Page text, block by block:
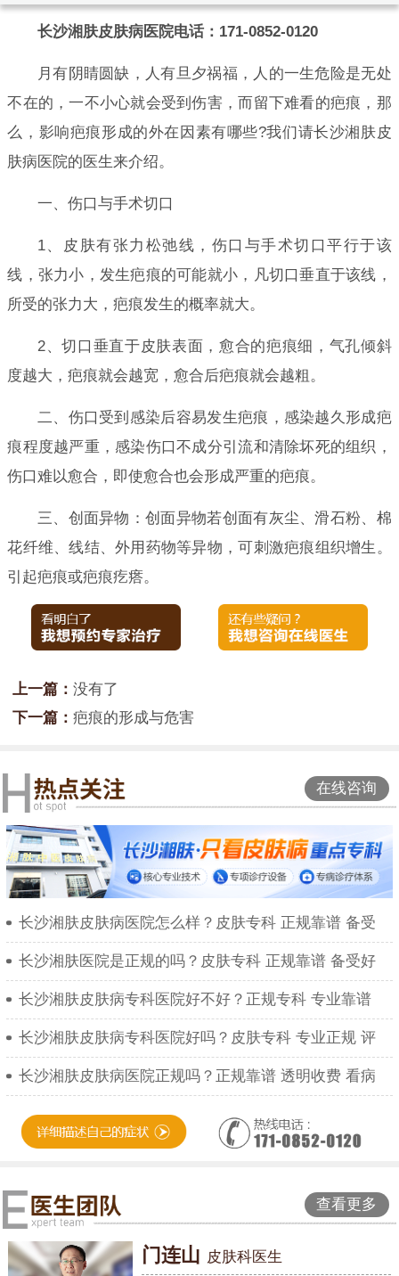
长沙湘肤皮肤病医院电话：171-0852-0120
月有阴睛圆缺，人有旦夕祸福，人的一生危险是无处
不在的，一不小心就会受到伤害，而留下难看的疤痕，那
么，影响疤痕形成的外在因素有哪些?我们请长沙湘肤皮
肤病医院的医生来介绍。
一、伤口与手术切口
1、皮肤有张力松弛线，伤口与手术切口平行于该
线，张力小，发生疤痕的可能就小，凡切口垂直于该线，
所受的张力大，疤痕发生的概率就大。
2、切口垂直于皮肤表面，愈合的疤痕细，气孔倾斜
度越大，疤痕就会越宽，愈合后疤痕就会越粗。
二、伤口受到感染后容易发生疤痕，感染越久形成疤
痕程度越严重，感染伤口不成分引流和清除坏死的组织，
伤口难以愈合，即使愈合也会形成严重的疤痕。
三、创面异物：创面异物若创面有灰尘、滑石粉、棉
花纤维、线结、外用药物等异物，可刺激疤痕组织增生。
引起疤痕或疤痕疙瘩。
上一篇： 没有了
下一篇： 疤痕的形成与危害
在线咨询
长沙湘肤皮肤病医院怎么样？皮肤专科 正规靠谱 备受
长沙湘肤医院是正规的吗？皮肤专科 正规靠谱 备受好
长沙湘肤皮肤病专科医院好不好？正规专科 专业靠谱
长沙湘肤皮肤病专科医院好吗？皮肤专科 专业正规 评
长沙湘肤皮肤病医院正规吗？正规靠谱 透明收费 看病
查看更多
门连山 皮肤科医生